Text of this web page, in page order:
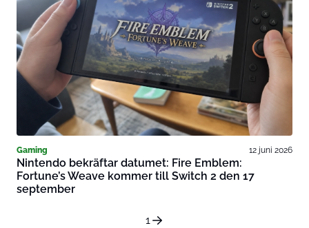
Gaming 12 juni 2026
Nintendo bekräftar datumet: Fire Emblem:
Fortune’s Weave kommer till Switch 2 den 17
september
1